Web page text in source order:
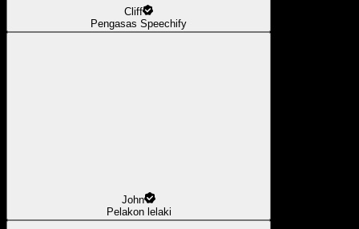
Cliff
Pengasas Speechify
John
Pelakon lelaki